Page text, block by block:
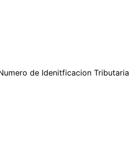
de Idenitficacion Tributaria